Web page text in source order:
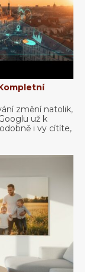
změní natolik,
už k
i vy cítíte,